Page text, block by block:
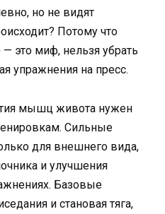
но не видят
Потому что
это миф, нельзя убрать
упражнения на пресс.
мышц живота нужен
Сильные
для внешнего вида,
и улучшения
Базовые
и становая тяга,